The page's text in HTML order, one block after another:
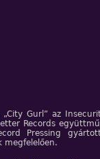
Gurl” az
Records
Pressing
megfelelően.